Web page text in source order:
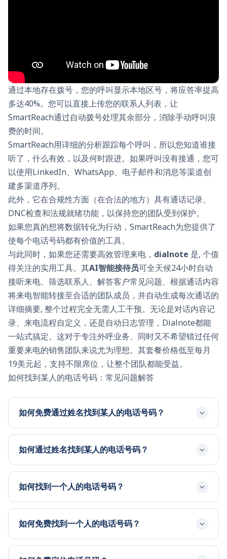
通过本地存在拨号，您的呼叫显示本地区号，将应答率提高
多达40%。您可以直接上传您的联系人列表，让
SmartReach通过自动拨号处理其余部分，消除手动呼叫浪
费的时间。
SmartReach用详细的分析跟踪每个呼叫，所以您知道谁接
听了，什么有效，以及何时跟进。如果呼叫没有接通，您可
以使用LinkedIn、WhatsApp、电子邮件和消息等渠道创
建多渠道序列。
此外，它在合规性方面（在合法的地方）具有通话记录、
DNC检查和法规就绪功能，以保持您的团队受到保护。
如果您真的想将数据转化为行动，SmartReach为您提供了
使每个电话号码都有价值的工具。
与此同时，如果您还需要高效管理来电， dialnote 是, 个值
得关注的实用工具。其AI智能接待员可全天候24小时自动
接听来电、筛选联系人、解答客户常见问题、根据通话内容
将来电智能转接至合适的团队成员，并自动生成每次通话的
详细摘要, 整个过程完全无需人工干预。无论是对话内容记
录、来电流程自定义，还是自动日志管理，Dialnote都能
一站式搞定。这对于专注外呼业务、同时又不希望错过任何
重要来电的销售团队来说尤为理想。其套餐价格低至每月
19美元起，支持不限席位，让整个团队都能受益。
如何找到某人的电话号码：常见问题解答
如何免费通过姓名找到某人的电话号码？
如何通过姓名找到某人的电话号码？
如何找到一个人的电话号码？
如何免费找到一个人的电话号码？